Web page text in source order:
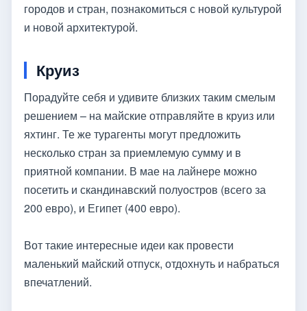
городов и стран, познакомиться с новой культурой
и новой архитектурой.
Круиз
Порадуйте себя и удивите близких таким смелым
решением – на майские отправляйте в круиз или
яхтинг. Те же турагенты могут предложить
несколько стран за приемлемую сумму и в
приятной компании. В мае на лайнере можно
посетить и скандинавский полуостров (всего за
200 евро), и Египет (400 евро).
Вот такие интересные идеи как провести
маленький майский отпуск, отдохнуть и набраться
впечатлений.